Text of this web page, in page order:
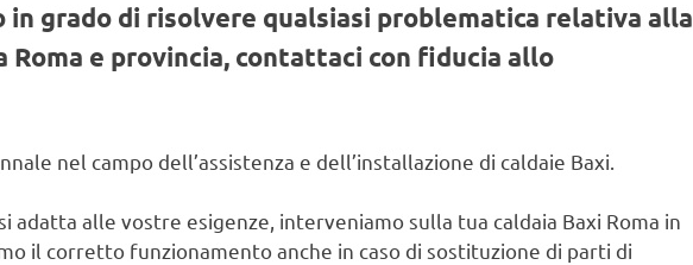
in grado di risolvere qualsiasi problematica relativa alla
Roma e provincia, contattaci con fiducia allo
nel campo dell’assistenza e dell’installazione di caldaie Baxi.
adatta alle vostre esigenze, interveniamo sulla tua caldaia Baxi Roma in
il corretto funzionamento anche in caso di sostituzione di parti di